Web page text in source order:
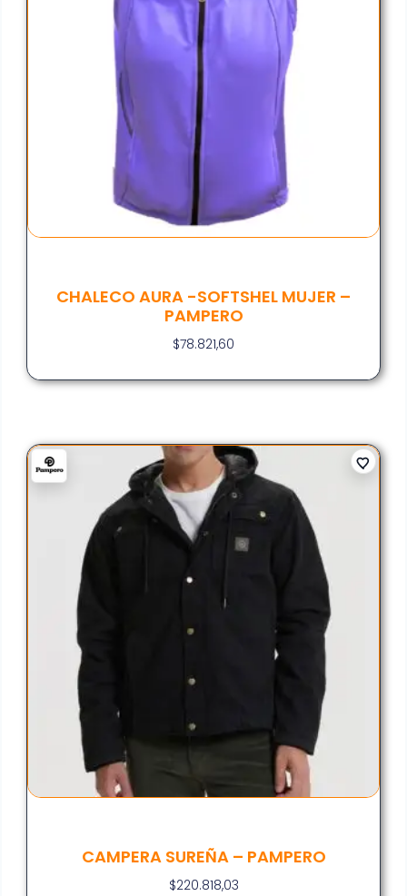
CHALECO AURA -SOFTSHEL MUJER –
PAMPERO
$78.821,60
CAMPERA SUREÑA – PAMPERO
$220.818,03